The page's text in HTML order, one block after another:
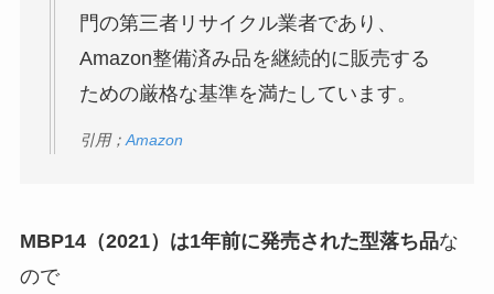
門の第三者リサイクル業者であり、
Amazon整備済み品を継続的に販売する
ための厳格な基準を満たしています。
引用；Amazon
MBP14（2021）は1年前に発売された型落ち品な
ので